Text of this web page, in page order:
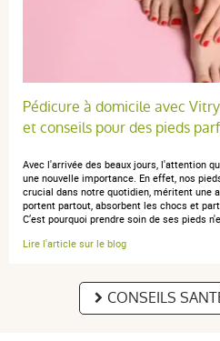
Pédicure à domicile avec
et conseils pour des pieds
Avec l'arrivée des beaux jours, l'attention
une nouvelle importance. En effet, nos
crucial dans notre quotidien, méritent une
portent partout, absorbent les chocs et
C’est pourquoi prendre soin de ses pieds
Lire l'article sur le blog
CONSEILS